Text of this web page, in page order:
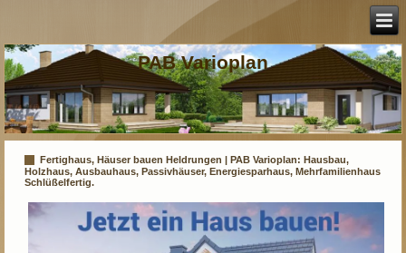
PAB Varioplan
Fertighaus, Häuser bauen Heldrungen | PAB Varioplan: Hausbau,
Holzhaus, Ausbauhaus, Passivhäuser, Energiesparhaus, Mehrfamilienhaus
Schlüßelfertig.